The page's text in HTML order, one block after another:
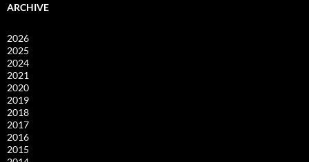
ARCHIVE
2026
2025
2024
2021
2020
2019
2018
2017
2016
2015